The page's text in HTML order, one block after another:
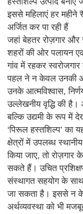
इससे महिलाएं हर
अर्जित कर पा रही हैं
जहां बेहतर रोज़गार और
शहरों की ओर पलायन
गांव में रहकर
पहल ने न केवल उनकी
उनके आत्मविश्वास,
उल्लेखनीय वृद्धि की है।
बल्कि उद्यमी के रूप में
‘पिरूल हस्तशिल्प’ का
क्षेत्रों में उपलब्ध
किया जाए, तो
सकते हैं। उचित
संस्थागत सहयोग के साथ
जा सकता है। इससे न
अर्थव्यवस्था को भी